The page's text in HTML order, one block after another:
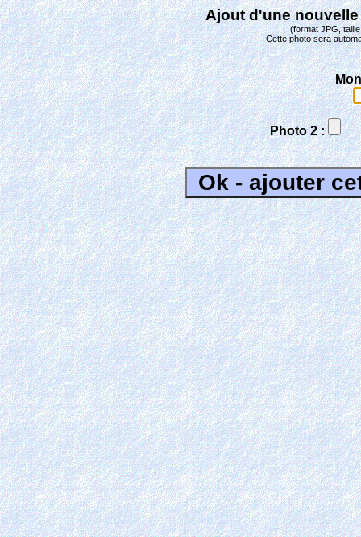
Ajout d'une
(format JPG,
Cette photo sera
Photo 2 :